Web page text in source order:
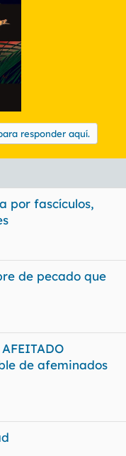
responder aquí.
por fascículos,
de pecado que
de afeminados